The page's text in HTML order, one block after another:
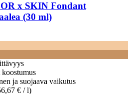
x SKIN Fondant
(30 ml)
ja suojaava vaikutus
€ / l)